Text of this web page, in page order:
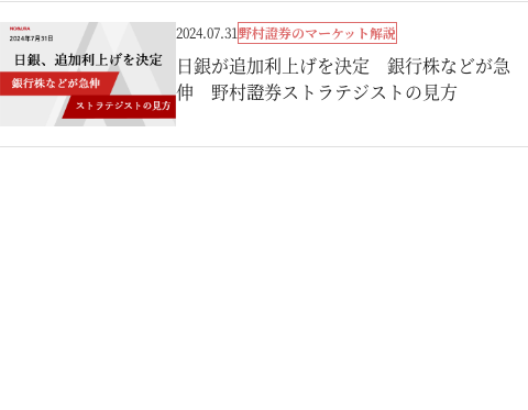
2024.07.31野村證券のマーケット解説
日銀が追加利上げを決定 銀行株などが急
伸 野村證券ストラテジストの見方